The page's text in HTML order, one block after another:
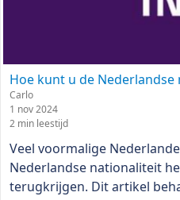
Hoe kunt u de
Carlo
1 nov 2024
2 min leestijd
Veel voormalige
Nederlandse nationaliteit
terugkrijgen. Dit artikel